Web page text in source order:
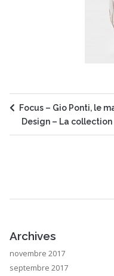
Focus – Gio Ponti, le
Design – La
Archives
novembre 2017
septembre 2017